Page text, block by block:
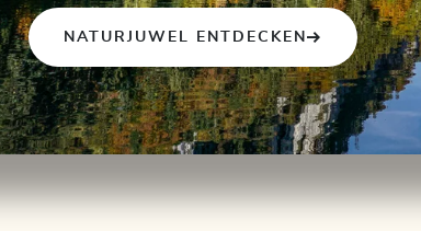
NATURJUWEL ENTDECKEN